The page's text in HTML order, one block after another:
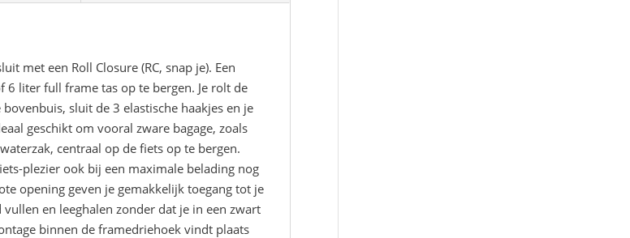
met een Roll Closure (RC, snap je). Een
liter full frame tas op te bergen. Je rolt de
sluit de 3 elastische haakjes en je
geschikt om vooral zware bagage, zoals
centraal op de fiets op te bergen.
plezier ook bij een maximale belading nog
opening geven je gemakkelijk toegang tot je
en leeghalen zonder dat je in een zwart
binnen de framedriehoek vindt plaats